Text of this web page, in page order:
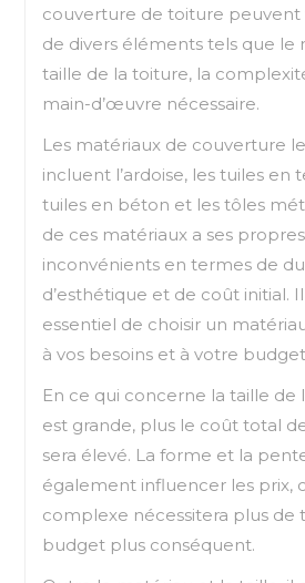
couverture de toiture peuvent
de divers éléments tels que le
taille de la toiture, la
main-d’œuvre nécessaire.
Les matériaux de couverture
incluent l’ardoise, les tuiles en
tuiles en béton et les tôles
de ces matériaux a ses
inconvénients en termes de
d’esthétique et de coût initial.
essentiel de choisir un
à vos besoins et à votre
En ce qui concerne la taille de
est grande, plus le coût total
sera élevé. La forme et la
également influencer les prix,
complexe nécessitera plus de
budget plus conséquent.